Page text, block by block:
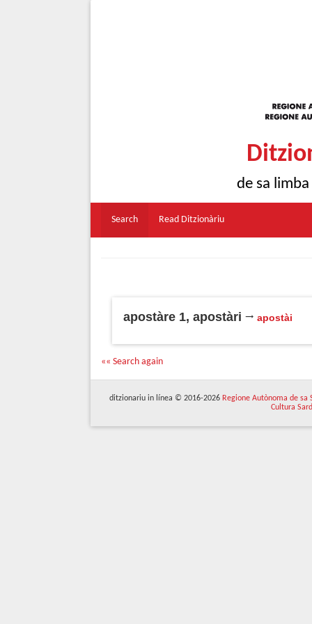
de sa
Search Read Ditzionàriu
apostàre 1, apostàri apostài
«« Search again
ditzionariu in línea © 2016-2026 Regione Autònoma de sa
Cultura